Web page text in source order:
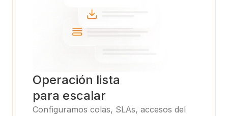
Operación lista
para escalar
Configuramos colas, SLAs, accesos del